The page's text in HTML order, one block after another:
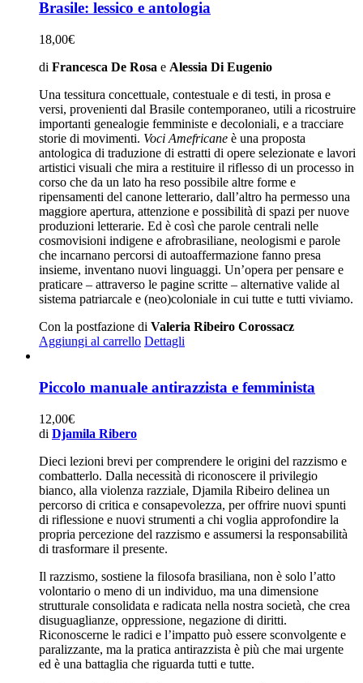
Brasile: lessico e antologia
18,00€
di Francesca De Rosa e Alessia Di Eugenio
Una tessitura concettuale, contestuale e di testi, in prosa e
versi, provenienti dal Brasile contemporaneo, utili a ricostruire
importanti genealogie femministe e decoloniali, e a tracciare
storie di movimenti. Voci Amefricane è una proposta
antologica di traduzione di estratti di opere selezionate e lavori
artistici visuali che mira a restituire il riflesso di un processo in
corso che da un lato ha reso possibile altre forme e
ripensamenti del canone letterario, dall’altro ha permesso una
maggiore apertura, attenzione e possibilità di spazi per nuove
produzioni letterarie. Ed è così che parole centrali nelle
cosmovisioni indigene e afrobrasiliane, neologismi e parole
che incarnano percorsi di autoaffermazione fanno presa
insieme, inventano nuovi linguaggi. Un’opera per pensare e
praticare – attraverso le pagine scritte – alternative valide al
sistema patriarcale e (neo)coloniale in cui tutte e tutti viviamo.
Con la postfazione di Valeria Ribeiro Corossacz
Aggiungi al carrello Dettagli
Piccolo manuale antirazzista e femminista
12,00€
di Djamila Ribero
Dieci lezioni brevi per comprendere le origini del razzismo e
combatterlo. Dalla necessità di riconoscere il privilegio
bianco, alla violenza razziale, Djamila Ribeiro delinea un
percorso di critica e consapevolezza, per offrire nuovi spunti
di riflessione e nuovi strumenti a chi voglia approfondire la
propria percezione del razzismo e assumersi la responsabilità
di trasformare il presente.
Il razzismo, sostiene la filosofa brasiliana, non è solo l’atto
volontario o meno di un individuo, ma una dimensione
strutturale consolidata e radicata nella nostra società, che crea
disuguaglianze, oppressione, negazione di diritti.
Riconoscerne le radici e l’impatto può essere sconvolgente e
paralizzante, ma la pratica antirazzista è più che mai urgente
ed è una battaglia che riguarda tutti e tutte.